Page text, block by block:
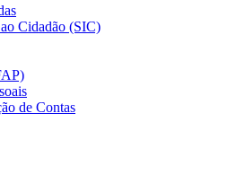
Cidadão (SIC)
de Contas